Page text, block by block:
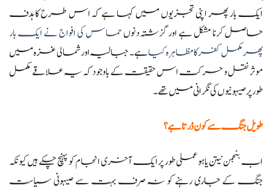
ایک بار پھر اپنی تجزیوں میں کہا ہے کہ اس طرح کا ہدف
حاصل کرنا مشکل ہے اور گزشتہ دنوںحماس کی افواج نے ایک بار
پھر مکمل کفر کا مظاہرہ کیاہے۔ جبالیہ اور شمالی غزہ میں
موثر نقل و حرکت اس حقیقت کے باوجود کہ یہ علاقے مکمل
طور پر صیہونیوں کی نگرانی میں تھے۔
طویل جنگ سے کون ڈرتا ہے؟
اب بنجمن نیتن یاہو عملی طور پر ایک آخری انجام کو پہنچ چکے ہیں کیونکہ
جنگ کے جاری رہنے کو نہ صرف بہت سے صیہونی سیاست